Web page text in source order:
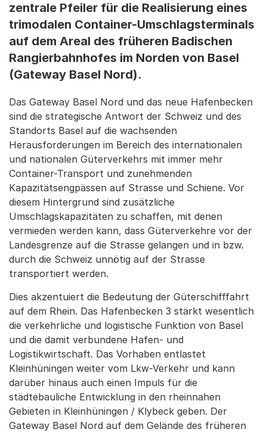
zentrale Pfeiler für die Realisierung eines
trimodalen Container-Umschlagsterminals
auf dem Areal des früheren Badischen
Rangierbahnhofes im Norden von Basel
(Gateway Basel Nord).
Das Gateway Basel Nord und das neue Hafenbecken
sind die strategische Antwort der Schweiz und des
Standorts Basel auf die wachsenden
Herausforderungen im Bereich des internationalen
und nationalen Güterverkehrs mit immer mehr
Container-Transport und zunehmenden
Kapazitätsengpässen auf Strasse und Schiene. Vor
diesem Hintergrund sind zusätzliche
Umschlagskapazitäten zu schaffen, mit denen
vermieden werden kann, dass Güterverkehre vor der
Landesgrenze auf die Strasse gelangen und in bzw.
durch die Schweiz unnötig auf der Strasse
transportiert werden.
Dies akzentuiert die Bedeutung der Güterschifffahrt
auf dem Rhein. Das Hafenbecken 3 stärkt wesentlich
die verkehrliche und logistische Funktion von Basel
und die damit verbundene Hafen- und
Logistikwirtschaft. Das Vorhaben entlastet
Kleinhüningen weiter vom Lkw-Verkehr und kann
darüber hinaus auch einen Impuls für die
städtebauliche Entwicklung in den rheinnahen
Gebieten in Kleinhüningen / Klybeck geben. Der
Gateway Basel Nord auf dem Gelände des früheren